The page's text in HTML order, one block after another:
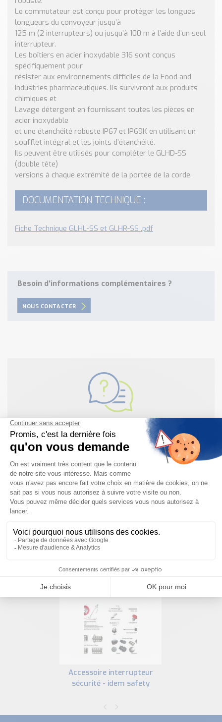
Nos Réalisations
Conseils et Actualités
Catalogue des essentiels pour les brasseries et micro-
brasseries
Contact & Devis
Devis, Tarifs, Renseignements techniques
Le commutateur est conçu pour protéger les longues
longueurs du convoyeur jusqu’à
125 m (2 interrupteurs) ou jusqu’à 100 m à l’aide d’un seul
interrupteur.
Les boîtiers en acier inoxydable 316 sont conçus
spécifiquement pour
résister aux environnements difficiles de la Food and
Industries pharmaceutiques. Ils survivront aux produits
chimiques et
Lavage détergent en fournissant toutes les pièces en
acier inoxydable
et une étanchéité robuste IP67 et IP69K en utilisant un
soufflet intégral et les joints d’étanchéité.
Ils peuvent être utilisés pour compléter le GLHD-SS
(double tête)
versions à chaque extrémité de la portée de la corde.
DOCUMENTATION TECHNIQUE :
Fiche Technique GLHL-SS et GLHR-SS .pdf
Besoin d'informations complémentaires ?
NOUS CONTACTER
Besoin d'aide pour choisir votre
produit ?
Nous sommes à votre disposition pour définir
votre projet
NOUS CONTACTER
PRODUITS SIMILAIRES
accessoire interrupteur
sécurité - idem safety